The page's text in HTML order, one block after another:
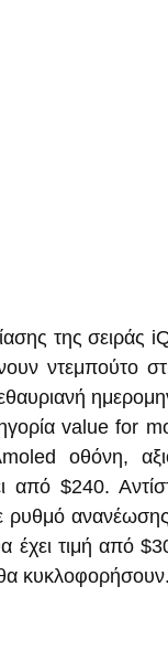
της σειράς
ντεμπούτο
value for
οθόνη,
από $240.
τιμή από
κυκλοφορήσουν.